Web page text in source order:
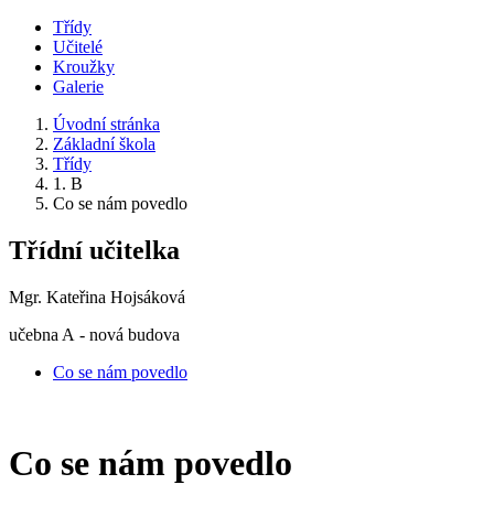
Třídy
Učitelé
Kroužky
Galerie
Úvodní stránka
Základní škola
Třídy
1. B
Co se nám povedlo
Třídní učitelka
Mgr. Kateřina Hojsáková
učebna A - nová budova
Co se nám povedlo
Co se nám povedlo